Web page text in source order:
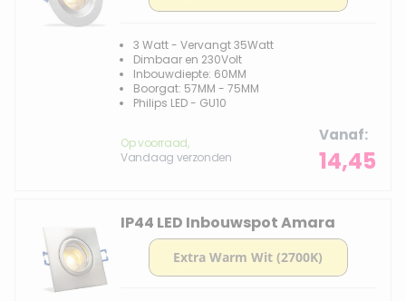
3 Watt - Vervangt 35Watt
Dimbaar en 230Volt
Inbouwdiepte: 60MM
Boorgat: 57MM - 75MM
Philips LED - GU10
Op voorraad,
Vandaag verzonden
Vanaf
14,45
IP44 LED Inbouwspot Amara